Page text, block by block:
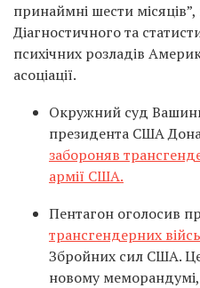
принаймні шести
Діагностичного та
психічних розладів
асоціації.
Окружний суд
президента США
забороняв
армії США.
Пентагон оголосив
трансгендерних
Збройних сил США.
новому